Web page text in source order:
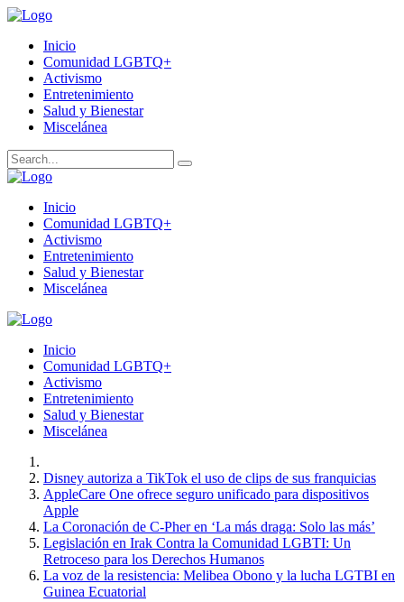
Inicio
Comunidad LGBTQ+
Activismo
Entretenimiento
Salud y Bienestar
Miscelánea
Inicio
Comunidad LGBTQ+
Activismo
Entretenimiento
Salud y Bienestar
Miscelánea
Inicio
Comunidad LGBTQ+
Activismo
Entretenimiento
Salud y Bienestar
Miscelánea
Disney autoriza a TikTok el uso de clips de sus franquicias
AppleCare One ofrece seguro unificado para dispositivos
Apple
La Coronación de C-Pher en ‘La más draga: Solo las más’
Legislación en Irak Contra la Comunidad LGBTI: Un
Retroceso para los Derechos Humanos
La voz de la resistencia: Melibea Obono y la lucha LGTBI en
Guinea Ecuatorial